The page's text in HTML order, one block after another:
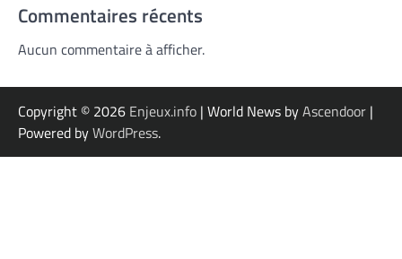
Commentaires récents
Aucun commentaire à afficher.
Copyright © 2026 Enjeux.info | World News byAscendoor |
Powered byWordPress.